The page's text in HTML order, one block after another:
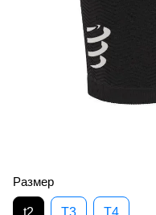
Размер
t2 T3 T4